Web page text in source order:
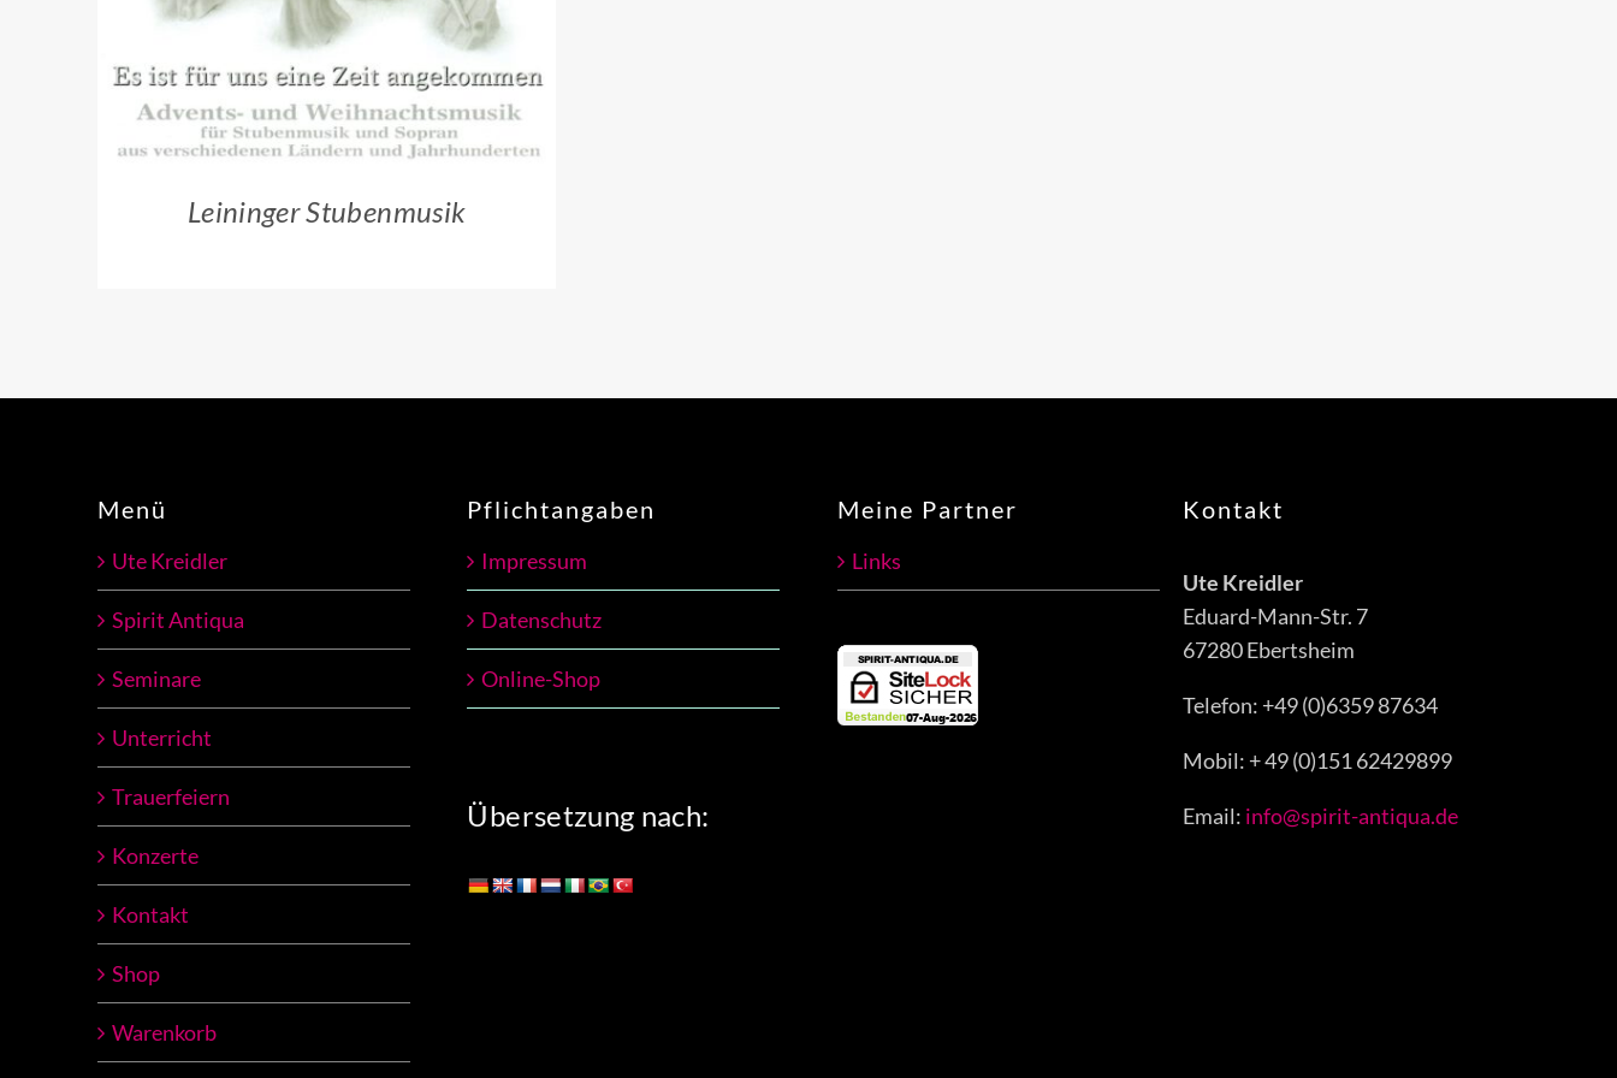
Leininger Stubenmusik
Menü
Ute Kreidler
Spirit Antiqua
Seminare
Unterricht
Trauerfeiern
Konzerte
Kontakt
Shop
Warenkorb
Pflichtangaben
Impressum
Datenschutz
Online-Shop
Übersetzung nach:
Meine Partner
Links
Kontakt
Ute Kreidler
Eduard-Mann-Str. 7
67280 Ebertsheim
Telefon: +49 (0)6359 87634
Mobil: + 49 (0)151 62429899
Email: info@spirit-antiqua.de